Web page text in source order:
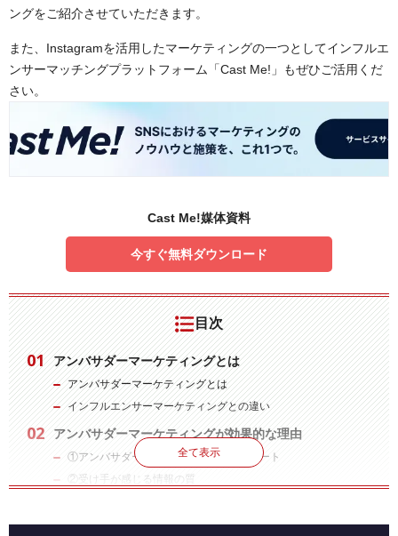
ングをご紹介させていただきます。
また、Instagramを活用したマーケティングの一つとしてインフルエ
ンサーマッチングプラットフォーム「Cast Me!」もぜひご活用くだ
さい。
Cast Me!媒体資料
今すぐ無料ダウンロード
目次
アンバサダーマーケティングとは
アンバサダーマーケティングとは
インフルエンサーマーケティングとの違い
アンバサダーマーケティングが効果的な理由
①アンバサダーならではの積極的なサポート
②受け手が感じる情報の質
全て表示